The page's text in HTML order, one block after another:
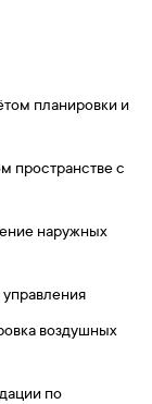
планировки и
пространстве с
наружных
воздушных
по